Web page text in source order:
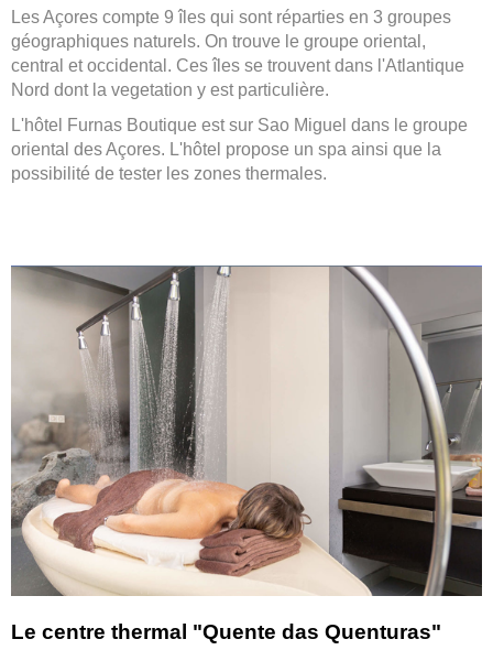
Les Açores compte 9 îles qui sont réparties en 3 groupes
géographiques naturels. On trouve le groupe oriental,
central et occidental. Ces îles se trouvent dans l'Atlantique
Nord dont la vegetation y est particulière.
L'hôtel Furnas Boutique est sur Sao Miguel dans le groupe
oriental des Açores. L'hôtel propose un spa ainsi que la
possibilité de tester les zones thermales.
Le centre thermal "Quente das Quenturas"